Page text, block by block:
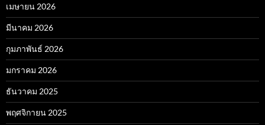
เมษายน 2026
มีนาคม 2026
กุมภาพันธ์ 2026
มกราคม 2026
ธันวาคม 2025
พฤศจิกายน 2025